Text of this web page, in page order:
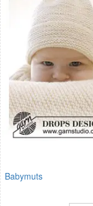
Babymuts